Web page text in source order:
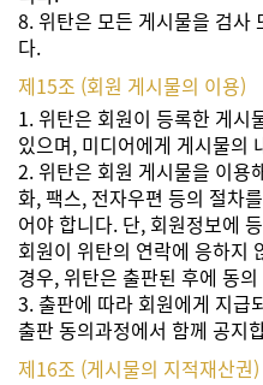
8. 위탄은 모든 게시물을 검사
다.
제15조 (회원 게시물의 이용)
1. 위탄은 회원이 등록한 게시
있으며, 미디어에게 게시물의
2. 위탄은 회원 게시물을 이용
화, 팩스, 전자우편 등의 절차
어야 합니다. 단, 회원정보에
회원이 위탄의 연락에 응하지
경우, 위탄은 출판된 후에 동
3. 출판에 따라 회원에게 지급
출판 동의과정에서 함께 공지
제16조 (게시물의 지적재산권)